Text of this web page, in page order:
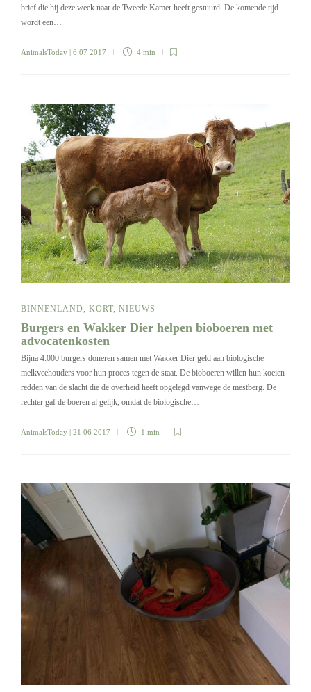
brief die hij deze week naar de Tweede Kamer heeft gestuurd. De komende tijd
wordt een…
AnimalsToday | 6 07 2017 4 min
BINNENLAND, KORT, NIEUWS
Burgers en Wakker Dier helpen bioboeren met
advocatenkosten
Bijna 4.000 burgers doneren samen met Wakker Dier geld aan biologische
melkveehouders voor hun proces tegen de staat. De bioboeren willen hun koeien
redden van de slacht die de overheid heeft opgelegd vanwege de mestberg. De
rechter gaf de boeren al gelijk, omdat de biologische…
AnimalsToday | 21 06 2017 1 min